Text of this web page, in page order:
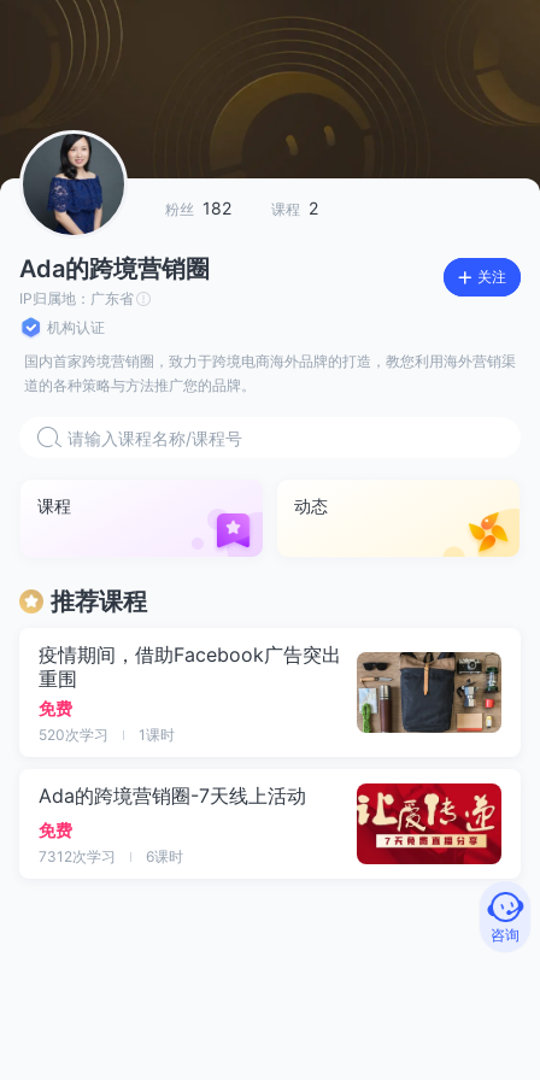
Ada的跨境营销圈
IP归属地： 广东省
机构认证
粉丝 182 课程 2
关注
国内首家跨境营销圈，致力于跨境电商海外品牌的打造，教您利用海外营销渠
道的各种策略与方法推广您的品牌。
课程 动态
推荐课程
疫情期间，借助Facebook广告突出
重围
免费
520次学习 1课时
Ada的跨境营销圈-7天线上活动
免费
7312次学习 6课时
咨询